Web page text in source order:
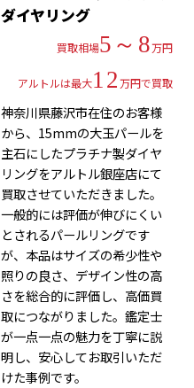
ダイヤリング
買取相場5～8万円
アルトルは最大12万円で買取
神奈川県藤沢市在住のお客様
から、15mmの大玉パールを
主石にしたプラチナ製ダイヤ
リングをアルトル銀座店にて
買取させていただきました。
一般的には評価が伸びにくい
とされるパールリングです
が、本品はサイズの希少性や
照りの良さ、デザイン性の高
さを総合的に評価し、高価買
取につながりました。鑑定士
が一点一点の魅力を丁寧に説
明し、安心してお取引いただ
けた事例です。